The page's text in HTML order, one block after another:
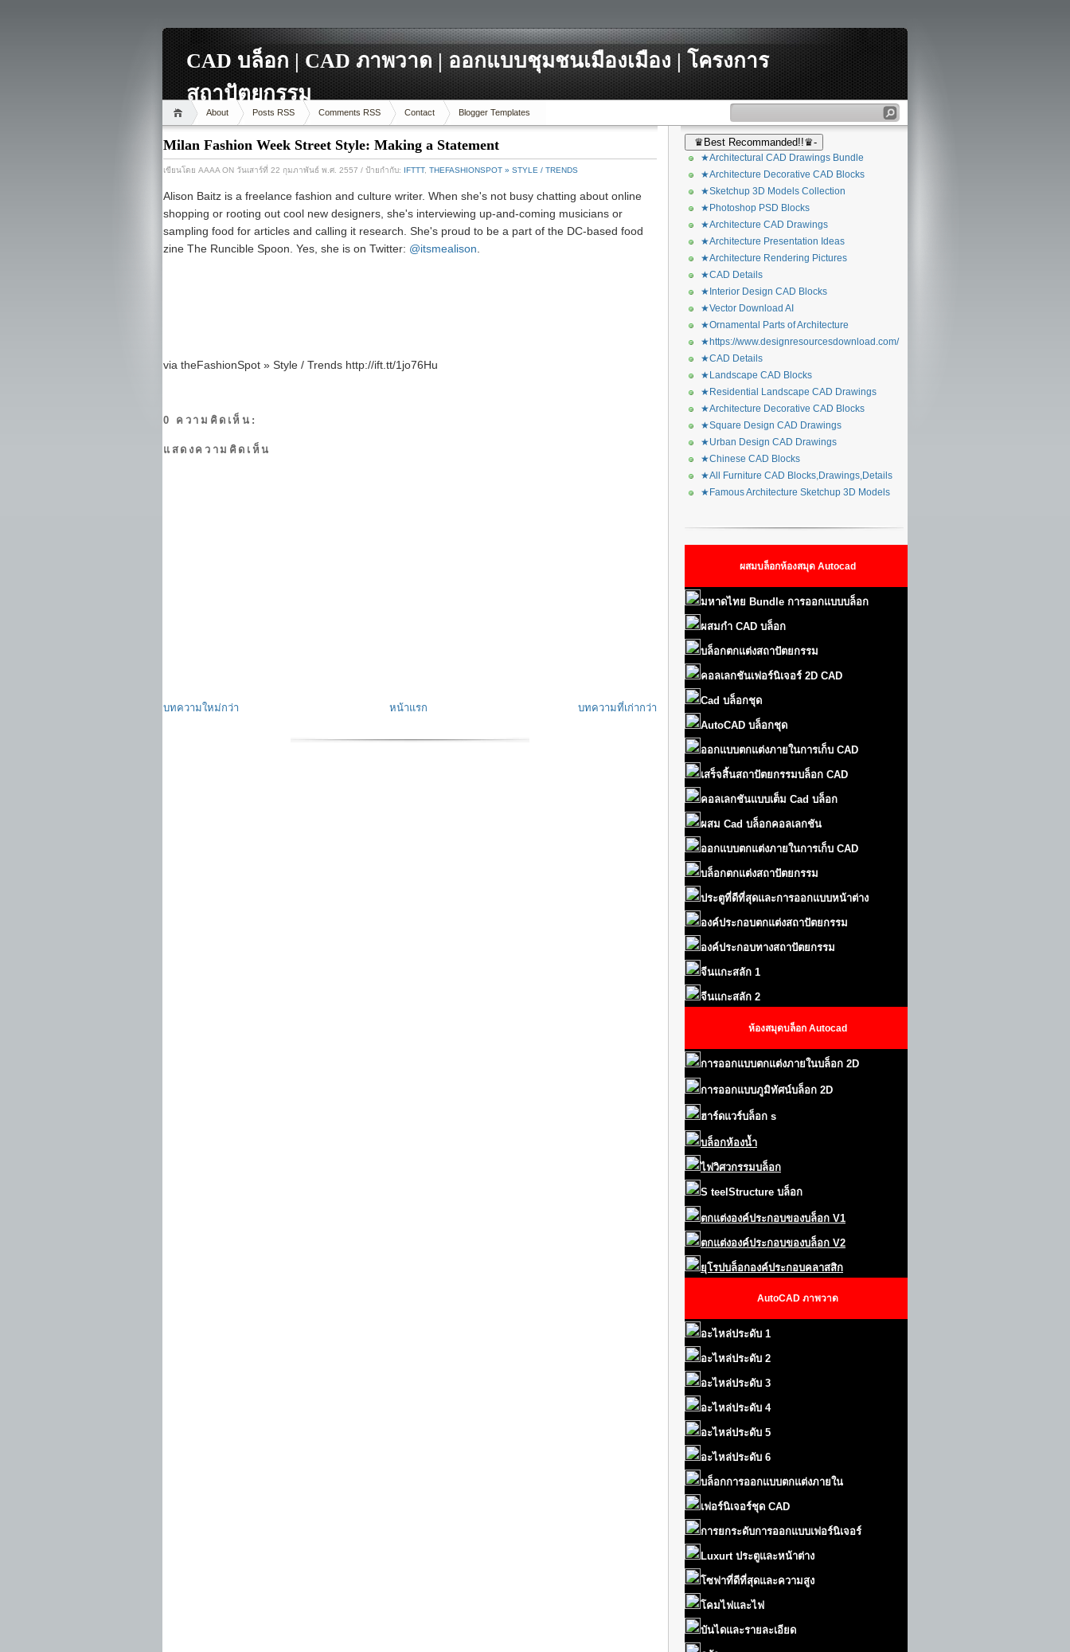
CAD บล็อก | CAD ภาพวาด | ออกแบบชุมชนเมืองเมือง | โครงการ
สถาปัตยกรรม
About Posts RSS Comments RSS Contact Blogger Templates
Milan Fashion Week Street Style: Making a Statement
เขียนโดย AAAA ON วันเสาร์ที่ 22 กุมภาพันธ์ พ.ศ. 2557 / ป้ายกำกับ: IFTTT, THEFASHIONSPOT » STYLE / TRENDS
Alison Baitz is a freelance fashion and culture writer. When she's not busy chatting about online
shopping or rooting out cool new designers, she's interviewing up-and-coming musicians or
sampling food for articles and calling it research. She's proud to be a part of the DC-based food
zine The Runcible Spoon. Yes, she is on Twitter: @itsmealison
via theFashionSpot » Style / Trends http://ift.tt/1jo76Hu
0 ความคิดเห็น:
แสดงความคิดเห็น
บทความใหม่กว่า บทความที่เก่ากว่า
หน้าแรก
♛Best Recommanded!!♛-
★Architectural CAD Drawings Bundle
★Architecture Decorative CAD Blocks
★Sketchup 3D Models Collection
★Photoshop PSD Blocks
★Architecture CAD Drawings
★Architecture Presentation Ideas
★Architecture Rendering Pictures
★CAD Details
★Interior Design CAD Blocks
★Vector Download AI
★Ornamental Parts of Architecture
★https://www.designresourcesdownload.com/
★CAD Details
★Landscape CAD Blocks
★Residential Landscape CAD Drawings
★Architecture Decorative CAD Blocks
★Square Design CAD Drawings
★Urban Design CAD Drawings
★Chinese CAD Blocks
★All Furniture CAD Blocks,Drawings,Details
★Famous Architecture Sketchup 3D Models
ผสมบล็อกห้องสมุด Autocad
มหาดไทย Bundle การออกแบบบล็อก
ผสมกำ CAD บล็อก
บล็อกตกแต่งสถาปัตยกรรม
คอลเลกชันเฟอร์นิเจอร์ 2D CAD
Cad บล็อกชุด
AutoCAD บล็อกชุด
ออกแบบตกแต่งภายในการเก็บ CAD
เสร็จสิ้นสถาปัตยกรรมบล็อก CAD
คอลเลกชันแบบเต็ม Cad บล็อก
ผสม Cad บล็อกคอลเลกชัน
ออกแบบตกแต่งภายในการเก็บ CAD
บล็อกตกแต่งสถาปัตยกรรม
ประตูที่ดีที่สุดและการออกแบบหน้าต่าง
องค์ประกอบตกแต่งสถาปัตยกรรม
องค์ประกอบทางสถาปัตยกรรม
จีนแกะสลัก 1
จีนแกะสลัก 2
ห้องสมุดบล็อก Autocad
การออกแบบตกแต่งภายในบล็อก 2D
การออกแบบภูมิทัศน์บล็อก 2D
ฮาร์ดแวร์บล็อก s
บล็อกห้องน้ำ
ไฟวิศวกรรมบล็อก
S teel Structure บล็อก
ตกแต่งองค์ประกอบของบล็อก V1
ตกแต่งองค์ประกอบของบล็อก V2
ยุโรปบล็อกองค์ประกอบคลาสสิก
AutoCAD ภาพวาด
อะไหล่ประดับ 1
อะไหล่ประดับ 2
อะไหล่ประดับ 3
อะไหล่ประดับ 4
อะไหล่ประดับ 5
อะไหล่ประดับ 6
บล็อกการออกแบบตกแต่งภายใน
เฟอร์นิเจอร์ชุด CAD
การยกระดับการออกแบบเฟอร์นิเจอร์
Luxurt ประตูและหน้าต่าง
โซฟาที่ดีที่สุดและความสูง
โคมไฟและไฟ
บันไดและรายละเอียด